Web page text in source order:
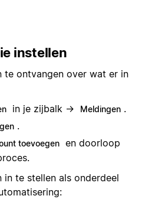
instellen
te ontvangen over wat er in
in je zijbalk → Meldingen .
.
toevoegen en doorloop
in te stellen als onderdeel